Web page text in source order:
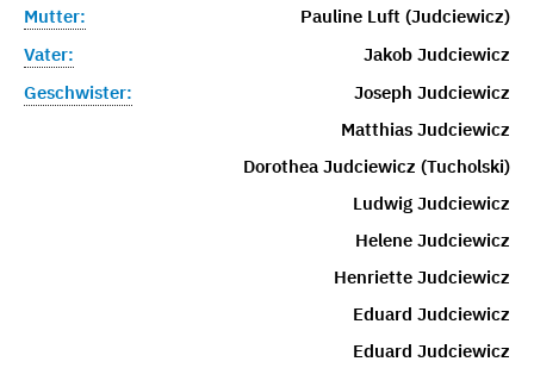
Mutter:
Pauline Luft (Judciewicz)
Vater:
Jakob Judciewicz
Geschwister:
Joseph Judciewicz
Matthias Judciewicz
Dorothea Judciewicz (Tucholski)
Ludwig Judciewicz
Helene Judciewicz
Henriette Judciewicz
Eduard Judciewicz
Eduard Judciewicz